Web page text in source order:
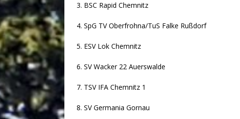
3. BSC Rapid Chemnitz
4. SpG TV Oberfrohna/TuS Falke Rußdorf
5. ESV Lok Chemnitz
6. SV Wacker 22 Auerswalde
7. TSV IFA Chemnitz 1
8. SV Germania Gornau